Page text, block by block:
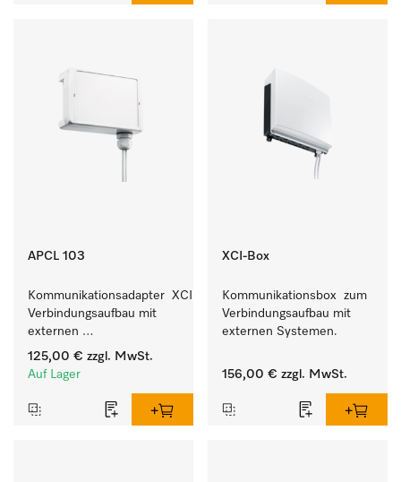
APCL 103
Kommunikationsadapter  XCI zum
Verbindungsaufbau mit
externen
Kassiersystemen.
125,00 € zzgl. MwSt.
Auf Lager
XCI-Box
Kommunikationsbox  zum
Verbindungsaufbau mit
externen Systemen.
156,00 € zzgl. MwSt.